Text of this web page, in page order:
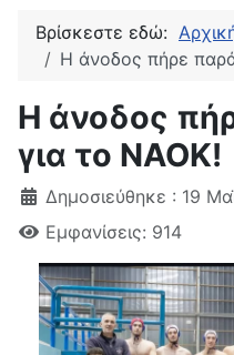
Βρίσκεστε εδώ:
H άνοδος πήρε
H άνοδος
για το ΝΑΟΚ!
Δημοσιεύθηκε : 19
Εμφανίσεις: 914